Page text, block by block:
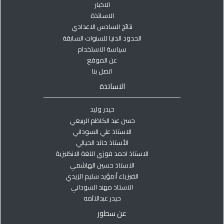
الاخبار
الاساتذة
نتائج السادس الاعدادي
الحدود الدنيا للسنوات السابقة
سياسة الاستخدام
عن الموقع
اتصل بنا
الاساتذة
حيدر وليد
حسن عبد الكاظم الربيعي
الاستاذ علي السوداني
الأستاذ خالد الحيالي
الاستاذ احمد فوزي اللغة الانكليزية
الاستاذ حسين الهاشمي
الفيزياء أ:مؤيد سليم الزيدي
الاستاذ مهند السوداني
حيدر عبدالائمه
عن سطور